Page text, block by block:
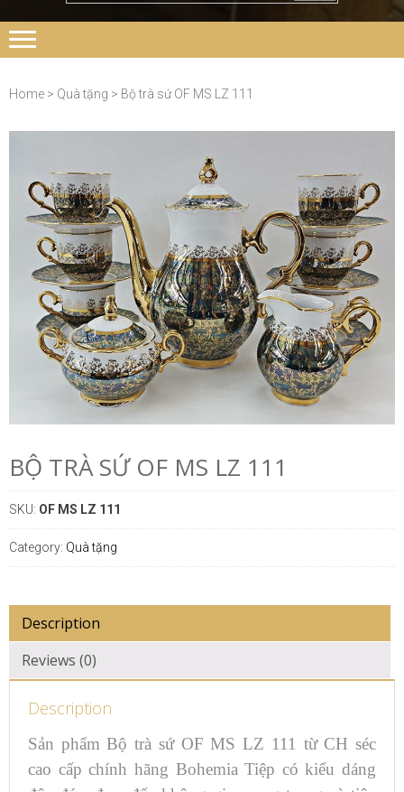
Home > Quà tặng > Bộ trà sứ OF MS LZ 111
BỘ TRÀ SỨ OF MS LZ 111
SKU: OF MS LZ 111
Category: Quà tặng
Description
Reviews (0)
Description
Sản phẩm Bộ trà sứ ​OF MS LZ 111 từ CH séc
cao cấp chính hãng Bohemia Tiệp có kiểu dáng